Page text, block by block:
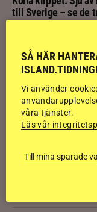
till Sverige – se de
Kolla klippet: Se
inför finalen
Kolla klippet:
av sexåringarna på
Kolla klippet:
SÅ HÄR
Vi använder
våra tjänster.
Läs vår
Till mina sparade val